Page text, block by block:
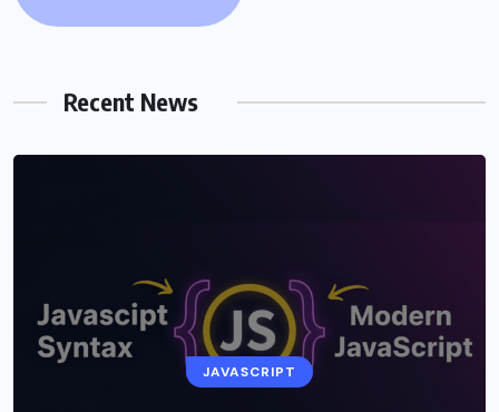
Recent News
JAVASCRIPT
UNCATEGORIZED